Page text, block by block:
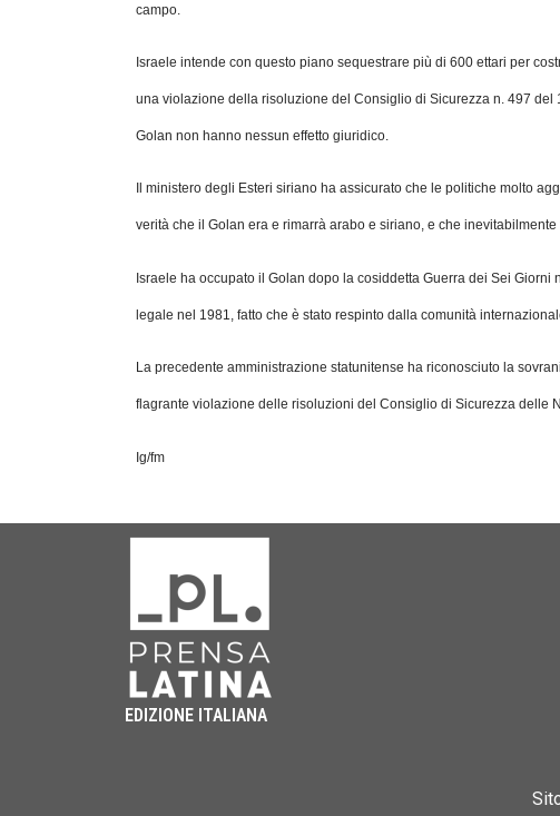
campo.
Israele intende con questo piano sequestrare più di 600 ettari per
una violazione della risoluzione del Consiglio di Sicurezza n. 497 del
Golan non hanno nessun effetto giuridico.
Il ministero degli Esteri siriano ha assicurato che le politiche molto
verità che il Golan era e rimarrà arabo e siriano, e che
Israele ha occupato il Golan dopo la cosiddetta Guerra dei Sei
legale nel 1981, fatto che è stato respinto dalla comunità
La precedente amministrazione statunitense ha riconosciuto la
flagrante violazione delle risoluzioni del Consiglio di Sicurezza delle
Ig/fm
EDIZIONE ITALIANA